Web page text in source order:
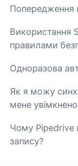
Попередження
Використання
правилами
Одноразова
Як я можу
мене
Чому Pipedrive
запису?